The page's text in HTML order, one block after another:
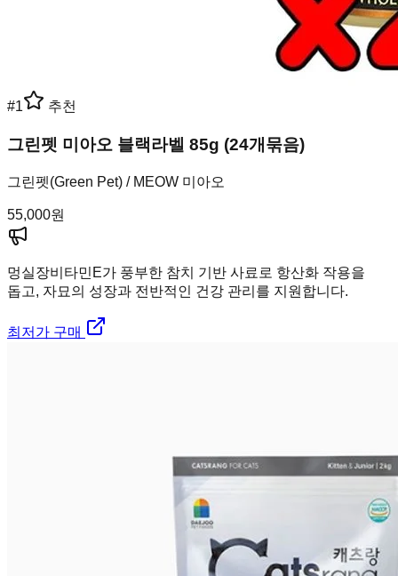
#1 추천
그린펫 미아오 블랙라벨 85g (24개묶음)
그린펫(Green Pet) / MEOW 미아오
55,000원
멍실장비타민E가 풍부한 참치 기반 사료로 항산화 작용을
돕고, 자묘의 성장과 전반적인 건강 관리를 지원합니다.
최저가 구매